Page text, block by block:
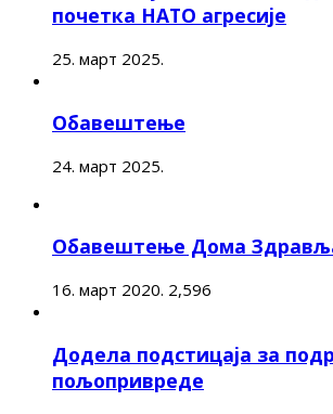
почетка НАТО агресије
25. март 2025.
Обавештење
24. март 2025.
Обавештење Дома
16. март 2020. 2,596
Додела подстицаја за
пољопривреде